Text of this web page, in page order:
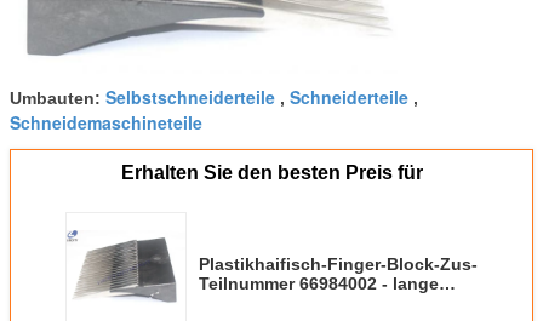
Umbauten: Selbstschneiderteile , Schneiderteile ,
Schneidemaschineteile
Erhalten Sie den besten Preis für
Plastikhaifisch-Finger-Block-Zus-
Teilnummer 66984002 - lange